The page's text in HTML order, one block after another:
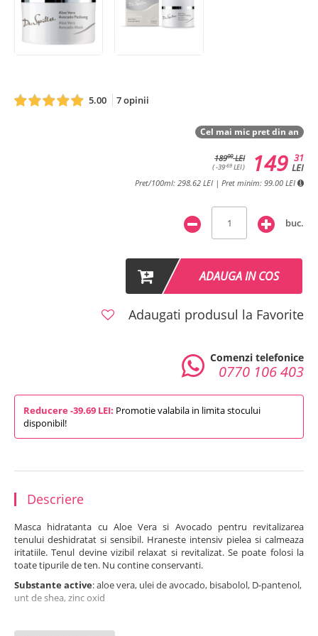
5.00 7 opinii
Cel mai mic pret din an
18900LEI
( -39-69 LEI )
31
LEI
149
Pret/100ml: 298.62 LEI | Pret minim: 99.00 LEI
buc.
ADAUGA IN COS
Adaugati produsul la Favorite
Comenzi telefonice
0770 106 403
Reducere -39.69 LEI: Promotie valabila in limita stocului
disponibil!
Descriere
Masca hidratanta cu Aloe Vera si Avocado pentru revitalizarea
tenului deshidratat si sensibil. Hraneste intensiv pielea si calmeaza
iritatiile. Tenul devine vizibil relaxat si revitalizat. Se poate folosi la
toate tipurile de ten. Nu contine conservanti.
Substante active: aloe vera, ulei de avocado, bisabolol, D-pantenol,
unt de shea, zinc oxid
actioneze 15 minute dupa care se indeparteaza surplusul restul se